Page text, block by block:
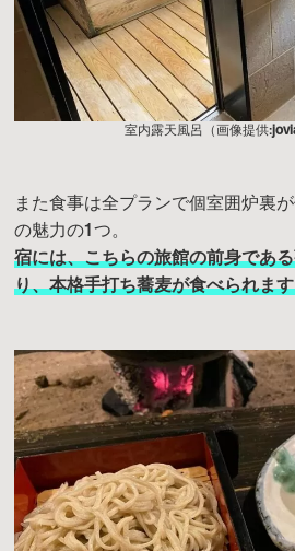
室内露天風呂（画像提供:
また食事は全プランで個室囲炉裏
の魅力の1つ。
宿には、こちらの旅館の前身であ
り、本格手打ち蕎麦が食べられま